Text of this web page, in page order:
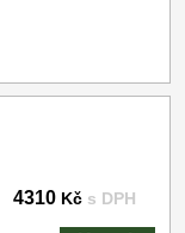
4310 Kč s DPH